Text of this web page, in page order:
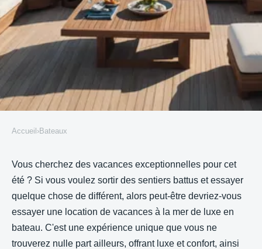
Location de vacances à la mer
de luxe en bateau : Vivez des
vacances d'exception
Dimitri•7 janvier 2022•3 min de lecture
Accueil ›Bateaux
Vous cherchez des vacances exceptionnelles pour cet
été ? Si vous voulez sortir des sentiers battus et essayer
quelque chose de différent, alors peut-être devriez-vous
essayer une location de vacances à la mer de luxe en
bateau. C'est une expérience unique que vous ne
trouverez nulle part ailleurs, offrant luxe et confort, ainsi